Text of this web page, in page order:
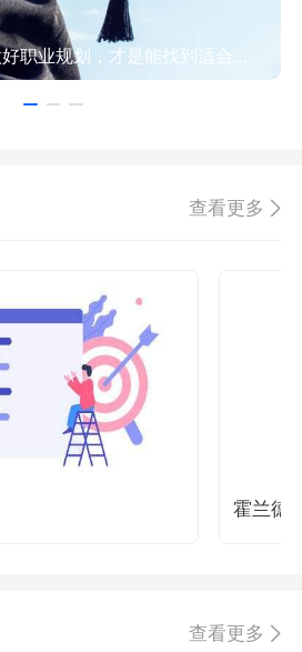
“逆向考研”风靡，做好职业规划，才是能找到适合方向！
查看更多
霍兰德
查看更多